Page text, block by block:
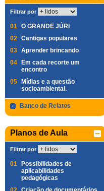
Filtrar por
01 O GRANDE JÚRI
02 Cantigas populares
03 Aprender brincando
04
Em cada recorte um
encontro
05
Mídias e a questão
socioambiental.
Banco de Relatos
Planos de Aula
Filtrar por
01
Possibilidades de
aplicabilidades
pedagógicas